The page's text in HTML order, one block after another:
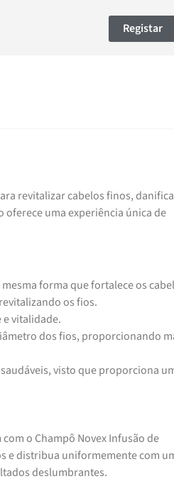
Registar
revitalizar cabelos finos,
uma experiência única de
forma que fortalece os
os fios.
e vitalidade.
dos fios, proporcionando
visto que proporciona
o Champô Novex Infusão de
e distribua uniformemente com
deslumbrantes.